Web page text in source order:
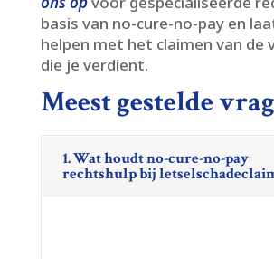
basis van no-cure-no-pay en
helpen met het claimen van de
die je verdient.​
Meest gestelde
1. Wat houdt no-cure-no-pay
rechtshulp bij